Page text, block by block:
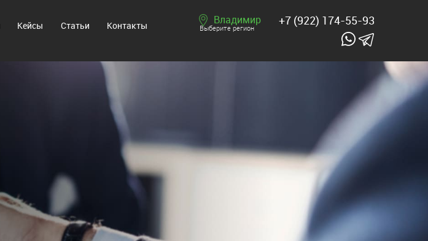
Кейсы Статьи Контакты Владимир
Выберите регион
+7 (922) 174-55-93